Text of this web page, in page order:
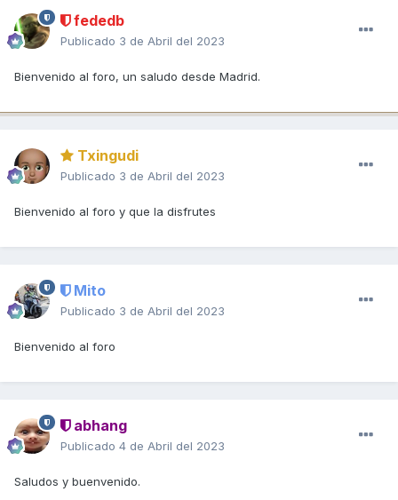
fededb
Publicado 3 de Abril del 2023
Bienvenido al foro, un saludo desde Madrid.
Txingudi
Publicado 3 de Abril del 2023
Bienvenido al foro y que la disfrutes
Mito
Publicado 3 de Abril del 2023
Bienvenido al foro
abhang
Publicado 4 de Abril del 2023
Saludos y buenvenido.